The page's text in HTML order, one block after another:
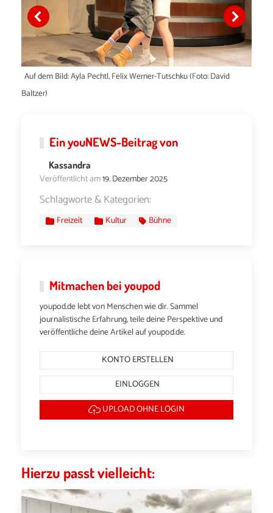
Auf dem Bild: Ayla Pechtl, Felix Werner-Tutschku (Foto: David
Baltzer)
EinyouNEWS-Beitrag von
Kassandra
Veröffentlicht am19. Dezember 2025
Schlagworte & Kategorien:
Freizeit Kultur Bühne
Mitmachen bei youpod
youpod.de lebt von Menschen wie dir. Sammel
journalistische Erfahrung, teile deine Perspektive und
veröffentliche deine Artikel auf youpod.de.
KONTO ERSTELLEN
EINLOGGEN
UPLOAD OHNE LOGIN
Hierzu passt vielleicht: